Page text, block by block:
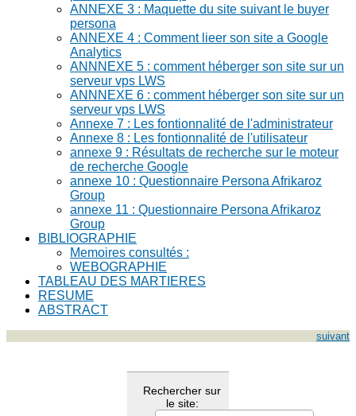
ANNEXE 3 : Maquette du site suivant le buyer
persona
ANNEXE 4 : Comment lieer son site a Google
Analytics
ANNNEXE 5 : comment héberger son site sur un
serveur vps LWS
ANNNEXE 6 : comment héberger son site sur un
serveur vps LWS
Annexe 7 : Les fontionnalité de l'administrateur
Annexe 8 : Les fontionnalité de l'utilisateur
annexe 9 : Résultats de recherche sur le moteur
de recherche Google
annexe 10 : Questionnaire Persona Afrikaroz
Group
annexe 11 : Questionnaire Persona Afrikaroz
Group
BIBLIOGRAPHIE
Memoires consultés :
WEBOGRAPHIE
TABLEAU DES MARTIERES
RESUME
ABSTRACT
suivant
Rechercher sur
le site: